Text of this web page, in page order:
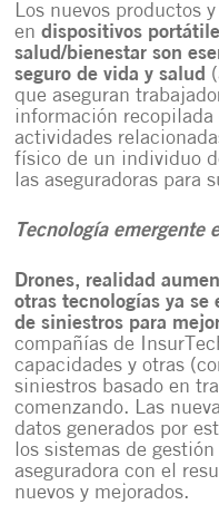
Los nuevos productos
endispositivos
salud/bienestar son
seguro de vida y salud
que aseguran
información
actividades
físico de un individuo
las aseguradoras para
Tecnología emergente
Drones, realidad
otras tecnologías ya
de siniestros para
compañías de
capacidades y otras
siniestros basado en
comenzando. Las
datos generados por
los sistemas de
aseguradora con el
nuevos y mejorados.